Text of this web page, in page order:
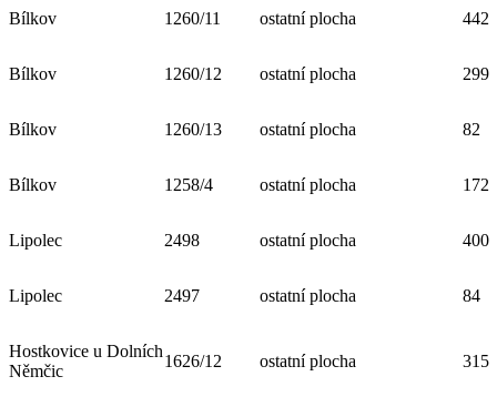
Bílkov 1260/11 ostatní plocha 442
Bílkov 1260/12 ostatní plocha 299
Bílkov 1260/13 ostatní plocha 82
Bílkov 1258/4 ostatní plocha 172
Lipolec 2498 ostatní plocha 400
Lipolec 2497 ostatní plocha 84
Hostkovice u Dolních
Němčic
1626/12 ostatní plocha 315